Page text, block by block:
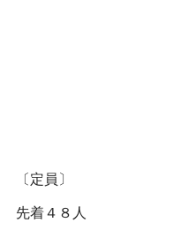
〔定員〕
先着４８人